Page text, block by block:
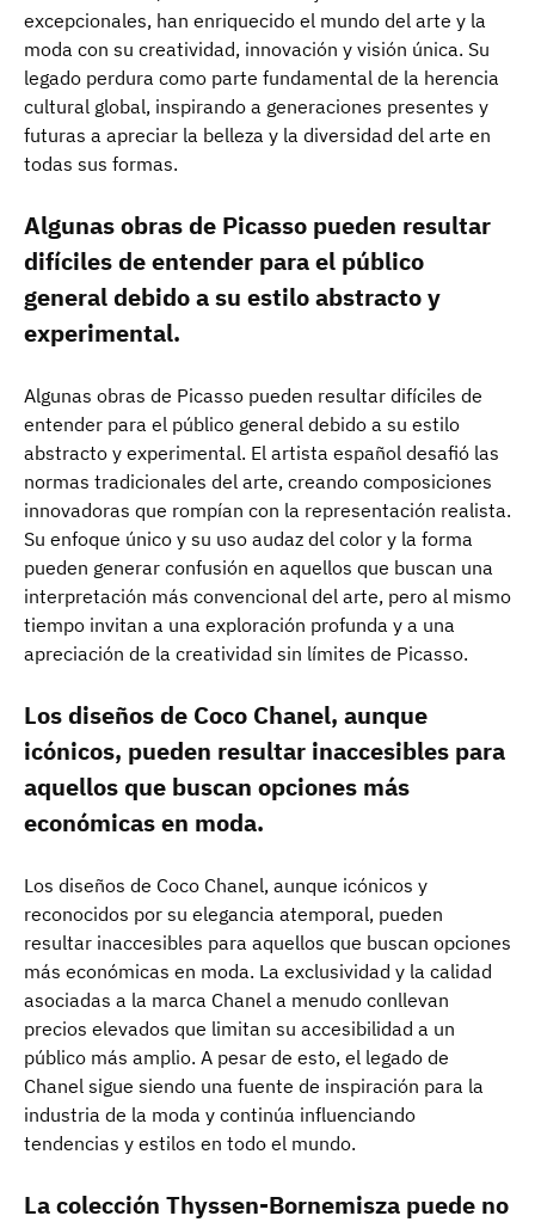
excepcionales, han enriquecido el mundo del arte y la
moda con su creatividad, innovación y visión única. Su
legado perdura como parte fundamental de la herencia
cultural global, inspirando a generaciones presentes y
futuras a apreciar la belleza y la diversidad del arte en
todas sus formas.
Algunas obras de Picasso pueden resultar
difíciles de entender para el público
general debido a su estilo abstracto y
experimental.
Algunas obras de Picasso pueden resultar difíciles de
entender para el público general debido a su estilo
abstracto y experimental. El artista español desafió las
normas tradicionales del arte, creando composiciones
innovadoras que rompían con la representación realista.
Su enfoque único y su uso audaz del color y la forma
pueden generar confusión en aquellos que buscan una
interpretación más convencional del arte, pero al mismo
tiempo invitan a una exploración profunda y a una
apreciación de la creatividad sin límites de Picasso.
Los diseños de Coco Chanel, aunque
icónicos, pueden resultar inaccesibles para
aquellos que buscan opciones más
económicas en moda.
Los diseños de Coco Chanel, aunque icónicos y
reconocidos por su elegancia atemporal, pueden
resultar inaccesibles para aquellos que buscan opciones
más económicas en moda. La exclusividad y la calidad
asociadas a la marca Chanel a menudo conllevan
precios elevados que limitan su accesibilidad a un
público más amplio. A pesar de esto, el legado de
Chanel sigue siendo una fuente de inspiración para la
industria de la moda y continúa influenciando
tendencias y estilos en todo el mundo.
La colección Thyssen-Bornemisza puede no